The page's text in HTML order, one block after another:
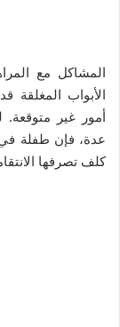
المشاكل مع
الأبواب
أمور غير
عدة، فإن طفلة
كلف تصرفها